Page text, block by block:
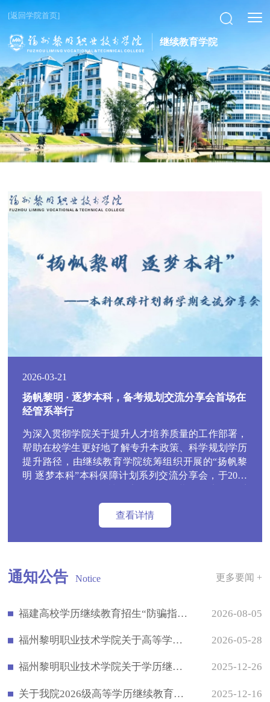
[返回学院首页]
继续教育学院
2026-03-21
扬帆黎明 · 逐梦本科，备考规划交流分享会首场在
经管系举行
为深入贯彻学院关于提升人才培养质量的工作部署，
帮助在校学生更好地了解专升本政策、科学规划学历
提升路径，由继续教育学院统筹组织开展的“扬帆黎
明 逐梦本科”本科保障计划系列交流分享会，于2026
作为系列宣讲的首场率先开展本次活动，标志着学院
专升本备考服务系列宣讲工作全面启动。
查看详情
通知公告 Notice 更多要闻 +
福建高校学历继续教育招生“防骗指南” 2026-08-05
福州黎明职业技术学院关于高等学历继续教育图像信息采集工作的通知 2026-05-28
福州黎明职业技术学院关于学历继续教育办学问题整改完成情况的公告 2025-12-26
关于我院2026级高等学历继续教育新生录取工作的公告 2025-12-16